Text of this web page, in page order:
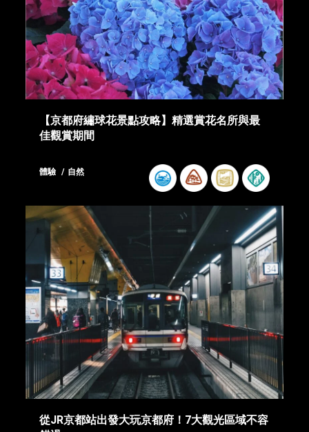
【京都府繡球花景點攻略】精選賞花名所與最
佳觀賞期間
體驗 自然
從JR京都站出發大玩京都府！7大觀光區域不容